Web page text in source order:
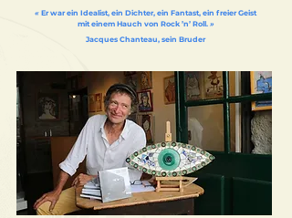
« Er war ein Idealist, ein Dichter, ein Fantast, ein freier Geist
mit einem Hauch von Rock ’n’ Roll. »
Jacques Chanteau, sein Bruder